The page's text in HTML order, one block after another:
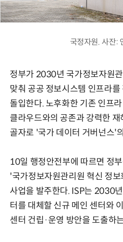
국정자원. 사잔:
정부가 2030년 국가정보자원
맞춰 공공 정보시스템 인프라를
돌입한다. 노후화한 기존 인프
클라우드와의 공존과 강력한
골자로 '국가 데이터 거버넌스'
10일 행정안전부에 따르면 정
'국가정보자원관리원 혁신 정
사업을 발주한다. ISP는 2030
터를 대체할 신규 메인 센터와
센터 건립·운영 방안을 도출하